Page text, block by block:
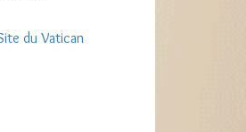
du Vatican